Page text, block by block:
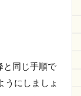
と同じ手順で
うにしましょ